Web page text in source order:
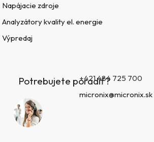
Napájacie zdroje
Analyzátory kvality el. energie
Výpredaj
Potrebujete poradiť?+421 484 725 700
micronix@micronix.sk